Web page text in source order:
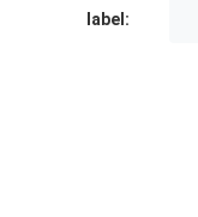
label: